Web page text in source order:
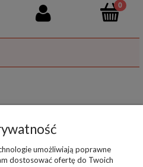
umożliwiają poprawne
dostosować ofertę do Twoich